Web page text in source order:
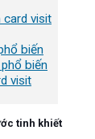
card visit
biến
biến
visit
tinh khiết